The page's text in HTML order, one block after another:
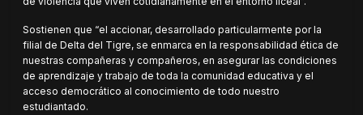
Sostienen que “el accionar, desarrollado particularmente por la
filial de Delta del Tigre, se enmarca en la responsabilidad ética de
nuestras compañeras y compañeros, en asegurar las condiciones
de aprendizaje y trabajo de toda la comunidad educativa y el
acceso democrático al conocimiento de todo nuestro
estudiantado.